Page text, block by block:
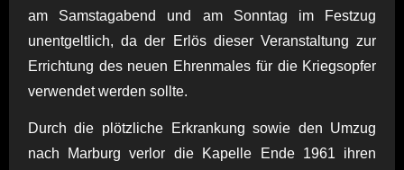
am Samstagabend und am Sonntag im Festzug
unentgeltlich, da der Erlös dieser Veranstaltung zur
Errichtung des neuen Ehrenmales für die Kriegsopfer
verwendet werden sollte.
Durch die plötzliche Erkrankung sowie den Umzug
nach Marburg verlor die Kapelle Ende 1961 ihren